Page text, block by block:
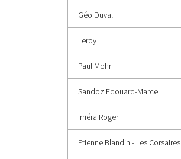
Géo Duval
Leroy
Paul Mohr
Sandoz Edouard-Marcel
Irriéra Roger
Etienne Blandin - Les Corsaires